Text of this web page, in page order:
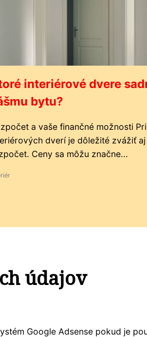
interiérové dvere
bytu?
a vaše finančné možnosti
dverí je dôležité zvážiť
Ceny sa môžu značne...
údajov
Google Adsense pokud je